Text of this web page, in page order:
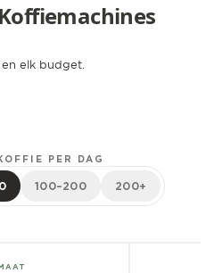
elk budget.
PER DAG
100–200 200+